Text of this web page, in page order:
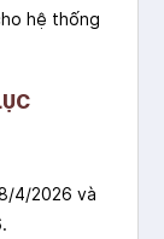
hệ thống
4/2026 và